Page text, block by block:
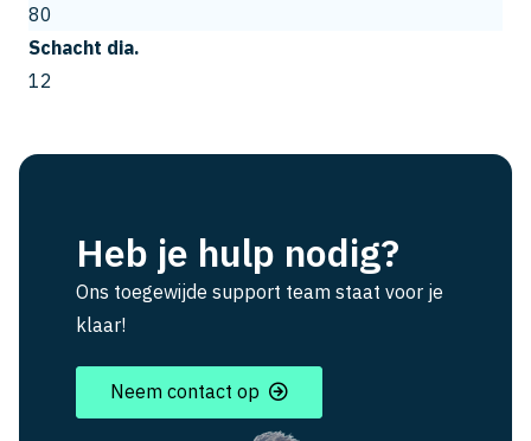
80
Schacht dia.
12
Heb je hulp nodig?
Ons toegewijde support team staat voor je
klaar!
Neem contact op